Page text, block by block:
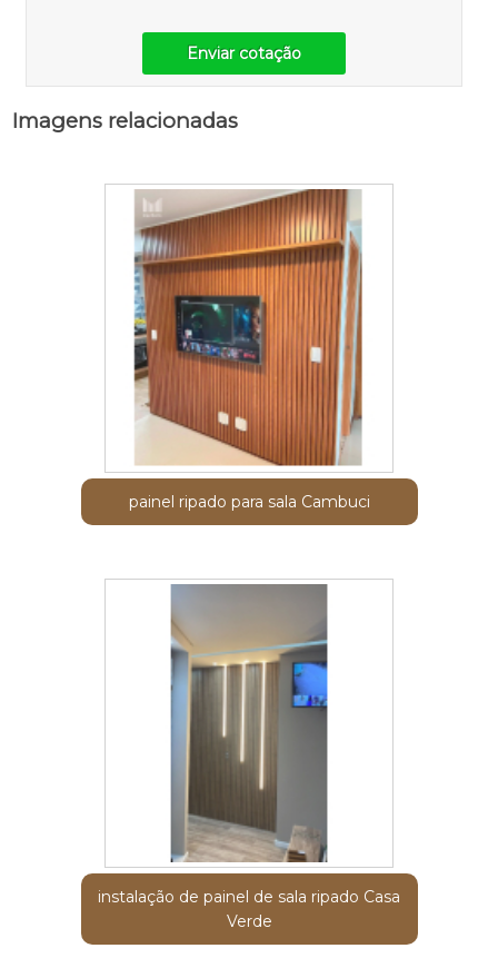
Enviar cotação
Imagens relacionadas
painel ripado para sala Cambuci
instalação de painel de sala ripado Casa
Verde